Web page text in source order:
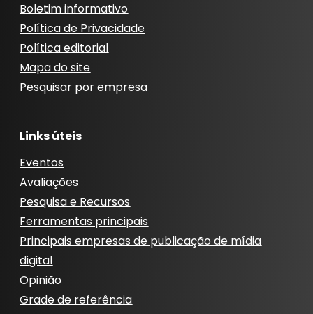
Boletim informativo
Política de Privacidade
Política editorial
Mapa do site
Pesquisar por empresa
Links úteis
Eventos
Avaliações
Pesquisa e Recursos
Ferramentas principais
Principais empresas de publicação de mídia
digital
Opinião
Grade de referência